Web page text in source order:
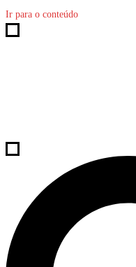
Ir para o conteúdo